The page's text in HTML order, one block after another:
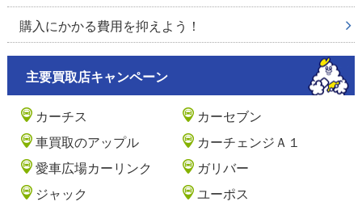
購入にかかる費用を抑えよう！
主要買取店キャンペーン
カーチス
カーセブン
車買取のアップル
カーチェンジＡ１
愛車広場カーリンク
ガリバー
ジャック
ユーポス